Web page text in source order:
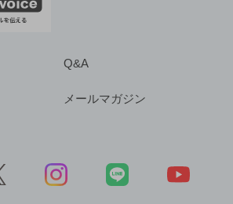
Q&A
メールマガジン